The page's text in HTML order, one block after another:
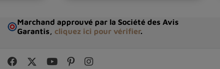
Marchand approuvé par la Société des Avis
Garantis, cliquez ici pour vérifier.